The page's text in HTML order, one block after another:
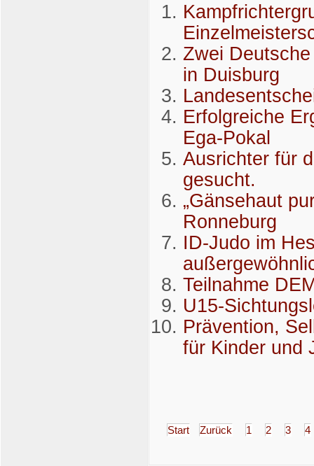
Zwei
in Duisburg
Erfolgreiche
Ega-Pokal
Ausrichter für
gesucht.
„Gänsehaut
Ronneburg
ID-Judo im
Teilnahme
U15-
Prävention,
für Kinder und
Start Zurück 1 2 3 4